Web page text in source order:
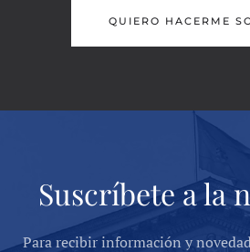
QUIERO HACERME
Suscríbete a la
Para recibir información y